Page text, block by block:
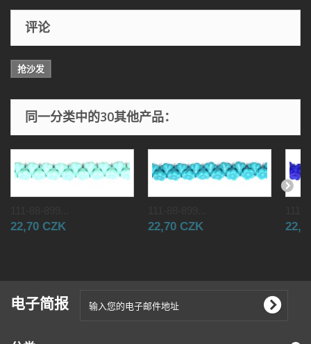
评论
抢沙发
同一分类中的30其他产品：
22,70 CZK 22,70 CZK
电子简报